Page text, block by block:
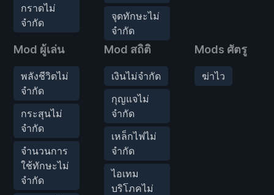
กราดไม่
จำกัด
จุดทักษะไม่
จำกัด
Mod ผู้เล่น
พลังชีวิตไม่
จำกัด
กระสุนไม่
จำกัด
จำนวนการ
ใช้ทักษะไม่
จำกัด
Mod สถิติ
เงินไม่จำกัด
กุญแจไม่
จำกัด
เหล็กไฟไม่
จำกัด
ไอเทม
บริโภคไม่
Mods ศัตรู
ฆ่าไว